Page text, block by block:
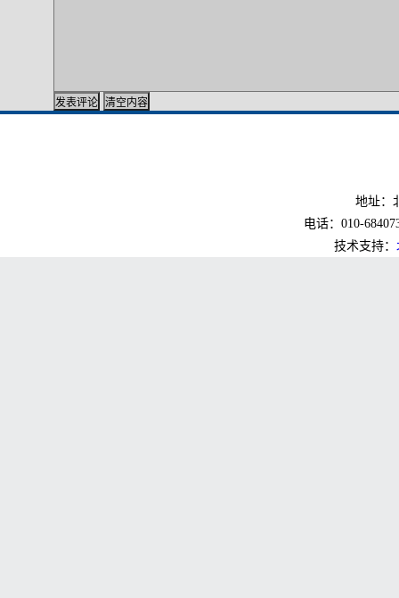
地址：
电话：010-
技术支持：